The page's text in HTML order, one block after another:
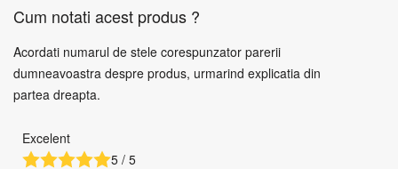
Cum notati acest produs ?
Acordati numarul de stele corespunzator parerii
dumneavoastra despre produs, urmarind explicatia din
partea dreapta.
Excelent
5 / 5